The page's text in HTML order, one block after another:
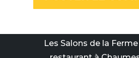
Les Salons de la